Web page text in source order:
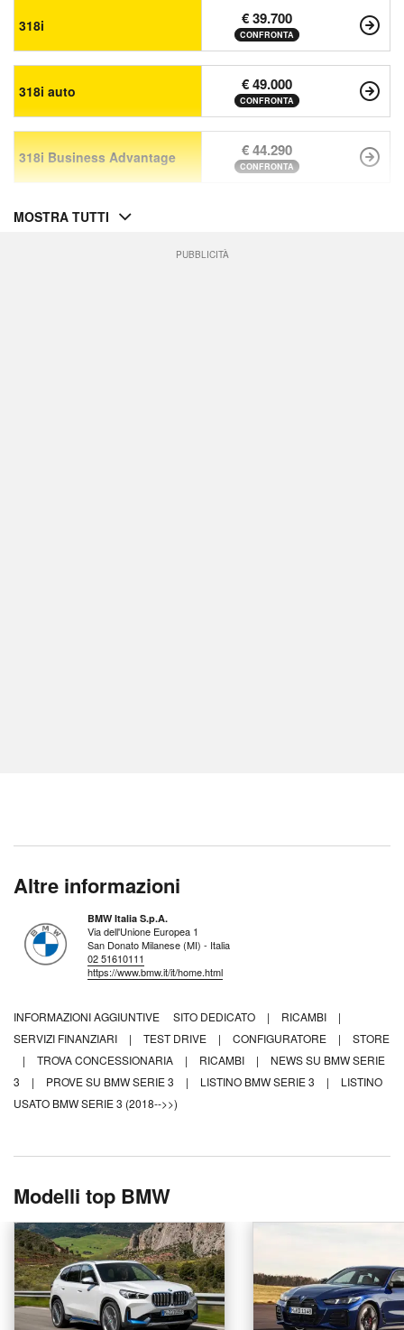
318i € 39.700
CONFRONTA
318i auto € 49.000
CONFRONTA
318i Business Advantage € 44.290
CONFRONTA
MOSTRA TUTTI
PUBBLICITÀ
Altre informazioni
BMW Italia S.p.A.
Via dell'Unione Europea 1
San Donato Milanese (MI) - Italia
02 51610111
https://www.bmw.it/it/home.html
INFORMAZIONI AGGIUNTIVE SITO DEDICATO | RICAMBI
|
SERVIZI FINANZIARI
| TEST DRIVE | CONFIGURATORE |
STORE
|
TROVA CONCESSIONARIA | RICAMBI |
NEWS SU BMW SERIE
3
| PROVE SU BMW SERIE 3 | LISTINO BMW SERIE 3 |
LISTINO
USATO BMW SERIE 3 (2018-->>)
Modelli top BMW